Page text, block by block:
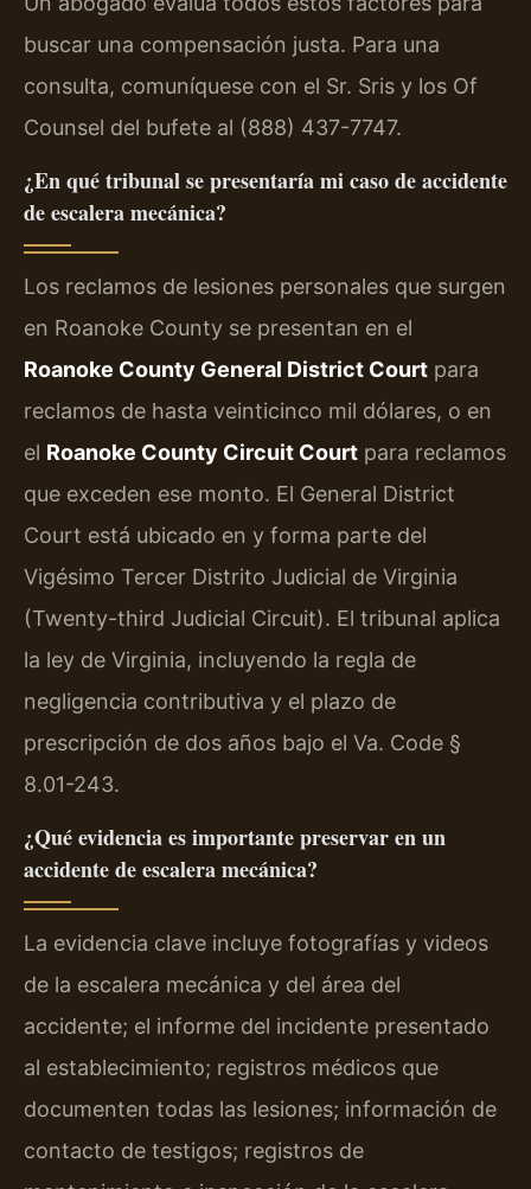
buscar una compensación justa. Para una
consulta, comuníquese con el Sr. Sris y los Of
Counsel del bufete al (888) 437-7747.
¿En qué tribunal se presentaría mi caso de accidente
de escalera mecánica?
Los reclamos de lesiones personales que surgen
en Roanoke County se presentan en el
Roanoke County General District Court para
reclamos de hasta veinticinco mil dólares, o en
el Roanoke County Circuit Court para reclamos
que exceden ese monto. El General District
Court está ubicado en y forma parte del
Vigésimo Tercer Distrito Judicial de Virginia
(Twenty-third Judicial Circuit). El tribunal aplica
la ley de Virginia, incluyendo la regla de
negligencia contributiva y el plazo de
prescripción de dos años bajo el Va. Code §
8.01-243.
¿Qué evidencia es importante preservar en un
accidente de escalera mecánica?
La evidencia clave incluye fotografías y videos
de la escalera mecánica y del área del
accidente; el informe del incidente presentado
al establecimiento; registros médicos que
documenten todas las lesiones; información de
contacto de testigos; registros de